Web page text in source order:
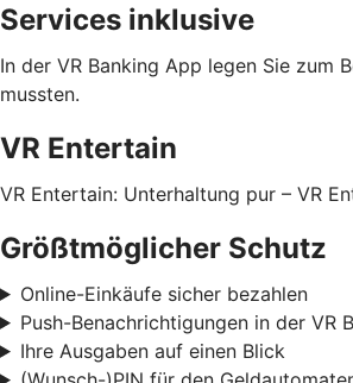
Services inklusive
In der VR Banking App legen Sie zum
mussten.
VR Entertain
VR Entertain: Unterhaltung pur – VR
Größtmöglicher Schutz
Online-Einkäufe sicher bezahlen
Push-Benachrichtigungen in der VR
Ihre Ausgaben auf einen Blick